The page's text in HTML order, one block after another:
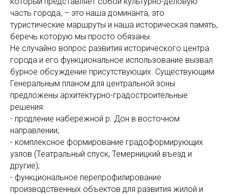
часть города, – это наша доминанта, это
туристические маршруты и наша историческая память,
беречь которую мы просто обязаны.
Не случайно вопрос развития исторического центра
города и его функциональное использование вызвал
бурное обсуждение присутствующих. Существующим
Генеральным планом для центральной зоны
предложены архитектурно-градостроительные
решения:
- продление набережной р. Дон в восточном
направлении;
- комплексное формирование градоформирующих
узлов (Театральный спуск, Темерницкий въезд и
другие);
- функциональное перепрофилирование
производственных объектов для развития жилой и